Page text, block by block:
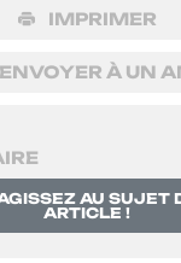
IMPRIMER
ENVOYER À UN
AU SUJET
ARTICLE !